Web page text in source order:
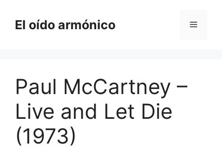
contenido
El oído armónico Menú
Paul McCartney –
Live and Let Die
(1973)